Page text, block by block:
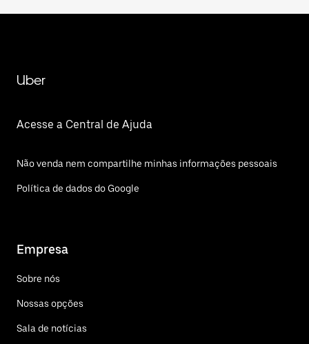
Uber
Acesse a Central de Ajuda
Não venda nem compartilhe minhas informações pessoais
Política de dados do Google
Empresa
Sobre nós
Nossas opções
Sala de notícias